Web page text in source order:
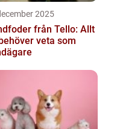
2025
från Tello: Allt
veta som